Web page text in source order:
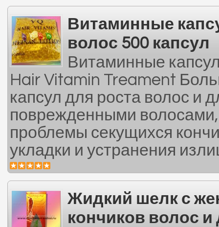
Витаминные
волос 500 капсул
Витаминные
Hair Vitamin Treament
капсул для роста волос и
поврежденными
проблемы секущихся
укладки и устранения
Жидкий шелк с
кончиков волос